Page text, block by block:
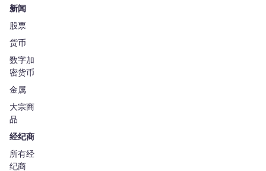
新闻
股票
货币
数字加
密货币
金属
大宗商
品
经纪商
所有经
纪商